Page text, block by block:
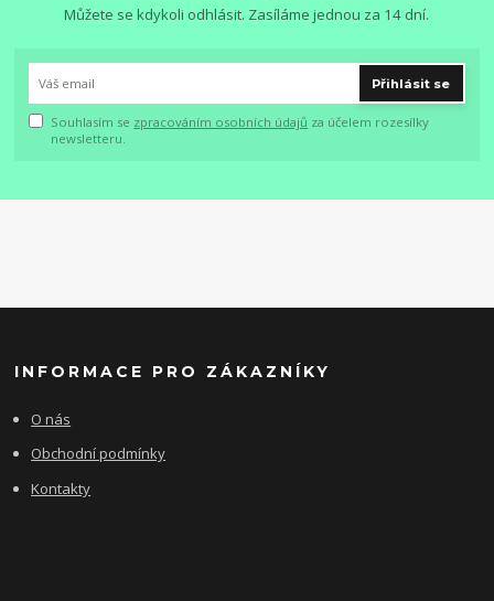
Můžete se kdykoli odhlásit. Zasíláme jednou za 14 dní.
Přihlásit se
Souhlasím se zpracováním osobních údajů za účelem rozesílky
newsletteru.
INFORMACE PRO ZÁKAZNÍKY
O nás
Obchodní podmínky
Kontakty